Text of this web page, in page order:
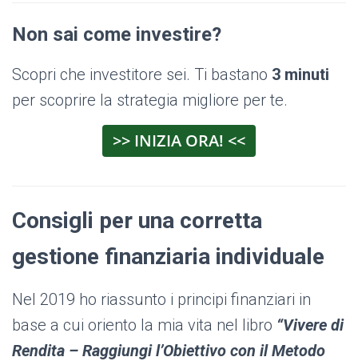
Non sai come investire?
Scopri che investitore sei. Ti bastano 3 minuti
per scoprire la strategia migliore per te.
>> INIZIA ORA! <<
Consigli per una corretta
gestione finanziaria individuale
Nel 2019 ho riassunto i principi finanziari in
base a cui oriento la mia vita nel libro “Vivere di
Rendita – Raggiungi l’Obiettivo con il Metodo